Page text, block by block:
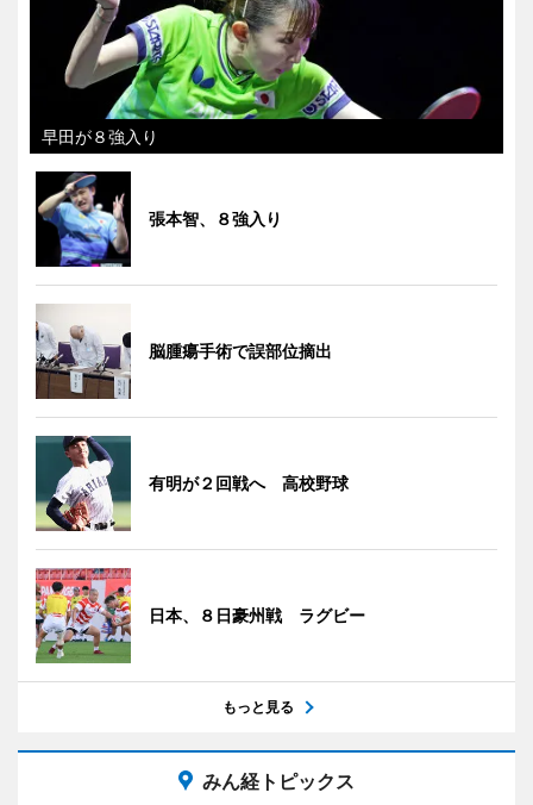
早田が８強入り
張本智、８強入り
脳腫瘍手術で誤部位摘出
有明が２回戦へ 高校野球
日本、８日豪州戦 ラグビー
もっと見る
みん経トピックス